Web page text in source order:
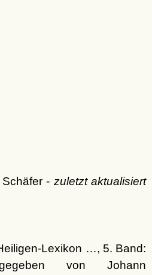
- zuletzt aktualisiert
Lexikon …, 5. Band:
von Johann